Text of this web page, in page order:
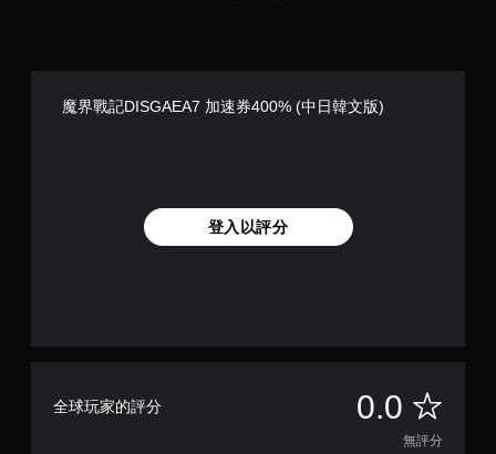
魔界戰記DISGAEA7 加速券400% (中日韓文版)
登入以評分
全球玩家的評分 0.0 無
評
無評分